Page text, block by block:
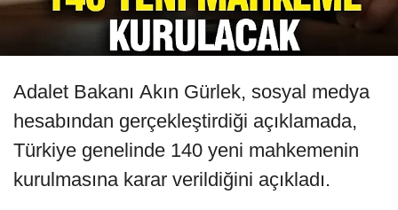
Adalet Bakanı Akın Gürlek, sosyal medya
hesabından gerçekleştirdiği açıklamada,
Türkiye genelinde 140 yeni mahkemenin
kurulmasına karar verildiğini açıkladı.